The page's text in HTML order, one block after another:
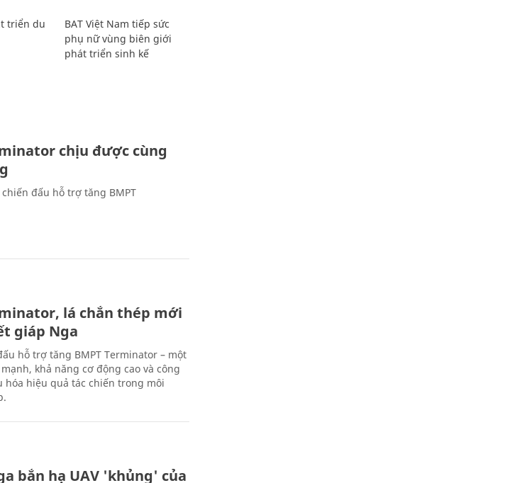
triển du
BAT Việt Nam tiếp sức
phụ nữ vùng biên giới
phát triển sinh kế
chịu được cùng
đấu hỗ trợ tăng BMPT
lá chắn thép mới
giáp Nga
hỗ trợ tăng BMPT Terminator – một
khả năng cơ động cao và công
hóa hiệu quả tác chiến trong môi
bắn hạ UAV 'khủng' của